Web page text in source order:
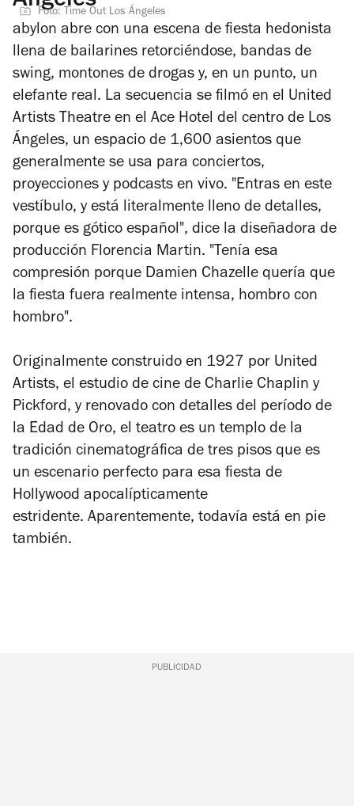
Foto: Time Out Los Ángeles
abylon abre con una escena de fiesta hedonista
llena de bailarines retorciéndose, bandas de
swing, montones de drogas y, en un punto, un
elefante real. La secuencia se filmó en el United
Artists Theatre en el Ace Hotel del centro de Los
Ángeles, un espacio de 1,600 asientos que
generalmente se usa para conciertos,
proyecciones y podcasts en vivo. "Entras en este
vestíbulo, y está literalmente lleno de detalles,
porque es gótico español", dice la diseñadora de
producción Florencia Martin. "Tenía esa
compresión porque Damien Chazelle quería que
la fiesta fuera realmente intensa, hombro con
hombro".
Originalmente construido en 1927 por United
Artists, el estudio de cine de Charlie Chaplin y
Pickford, y renovado con detalles del período de
la Edad de Oro, el teatro es un templo de la
tradición cinematográfica de tres pisos que es
un escenario perfecto para esa fiesta de
Hollywood apocalípticamente
estridente. Aparentemente, todavía está en pie
también.
PUBLICIDAD